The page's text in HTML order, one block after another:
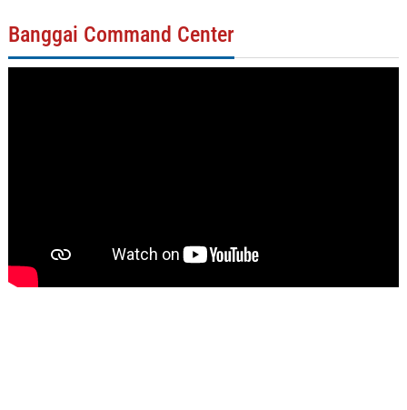
Banggai Command Center